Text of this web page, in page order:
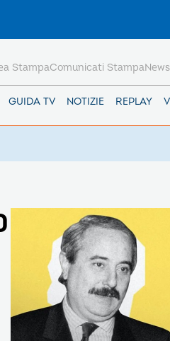
GUIDA TV NOTIZIE REPLAY
StampaComunicati Stampa